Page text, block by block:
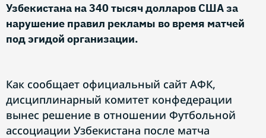
Узбекистана на 340 тысяч долларов США за
нарушение правил рекламы во время матчей
под эгидой организации.
Как сообщает официальный сайт АФК,
дисциплинарный комитет конфедерации
вынес решение в отношении Футбольной
ассоциации Узбекистана после матча